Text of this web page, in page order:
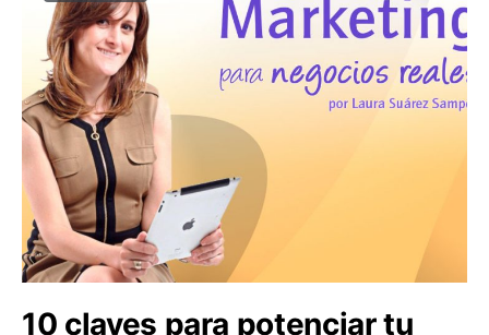
10 claves para potenciar tu